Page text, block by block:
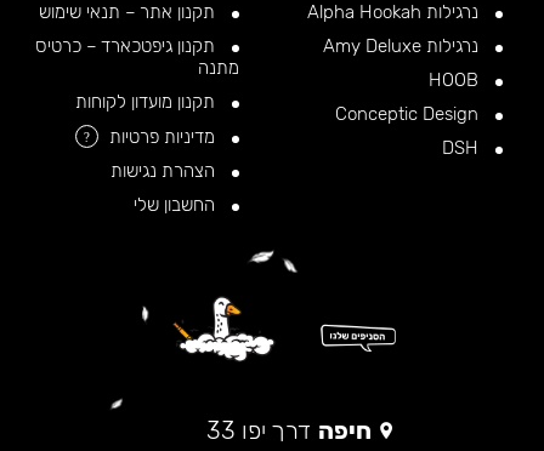
נרגילות Alpha Hookah
נרגילות Amy Deluxe
תקנון אתר – תנאי שימוש
תקנון גיפטכארד – כרטיס
מתנה
תקנון מועדון לקוחות
מדיניות פרטיות
?
הצהרת נגישות
החשבון שלי
חיפה דרך יפו 33